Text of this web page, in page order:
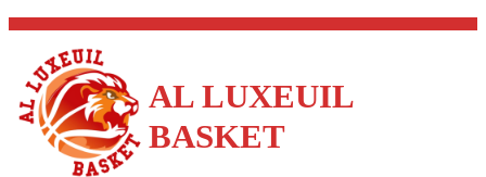
Aller
contenu
AL LUXEUIL
BASKET